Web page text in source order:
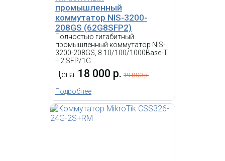
-
Компактный 5-портовый
коммутатор уровня 2,
поддерживающий скорость 10
Гбит/с и способный питаться
промышленный
коммутатор NIS-3200-
208GS (62G8SFP2)
Полностью гигабитный
промышленный коммутатор NIS-
3200-208GS, 8 10/100/1000Base-T
+ 2 SFP/1G
Цена: 18 000 р. 19 800 р.
Подробнее